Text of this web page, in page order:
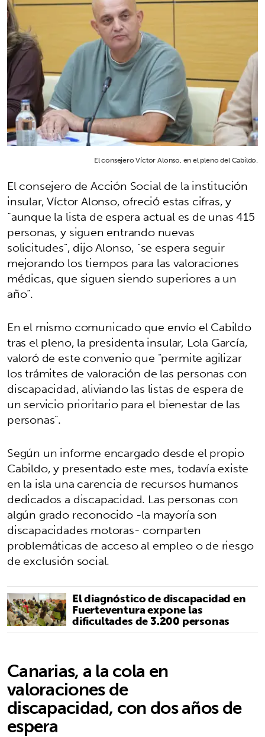
El consejero Víctor Alonso, en el pleno del Cabildo.
El consejero de Acción Social de la institución
insular, Víctor Alonso, ofreció estas cifras, y
“aunque la lista de espera actual es de unas 415
personas, y siguen entrando nuevas
solicitudes", dijo Alonso, "se espera seguir
mejorando los tiempos para las valoraciones
médicas, que siguen siendo superiores a un
año”.
En el mismo comunicado que envío el Cabildo
tras el pleno, la presidenta insular, Lola García,
valoró de este convenio que "permite agilizar
los trámites de valoración de las personas con
discapacidad, aliviando las listas de espera de
un servicio prioritario para el bienestar de las
personas”.
Según un informe encargado desde el propio
Cabildo, y presentado este mes, todavía existe
en la isla una carencia de recursos humanos
dedicados a discapacidad. Las personas con
algún grado reconocido -la mayoría son
discapacidades motoras- comparten
problemáticas de acceso al empleo o de riesgo
de exclusión social.
El diagnóstico de discapacidad en
Fuerteventura expone las
dificultades de 3.200 personas
Canarias, a la cola en
valoraciones de
discapacidad, con dos años de
espera